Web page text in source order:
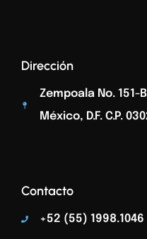
Dirección
Zempoala No. 151-
México, D.F. C.p.
Contacto
+52 (55) 1998.1046